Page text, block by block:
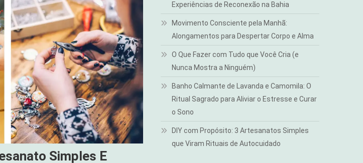
Simples E
Experiências de Reconexão na Bahia
Movimento Consciente pela Manhã:
Alongamentos para Despertar Corpo e Alma
O Que Fazer com Tudo que Você Cria (e
Nunca Mostra a Ninguém)
Banho Calmante de Lavanda e Camomila: O
Ritual Sagrado para Aliviar o Estresse e Curar
o Sono
DIY com Propósito: 3 Artesanatos Simples
que Viram Rituais de Autocuidado